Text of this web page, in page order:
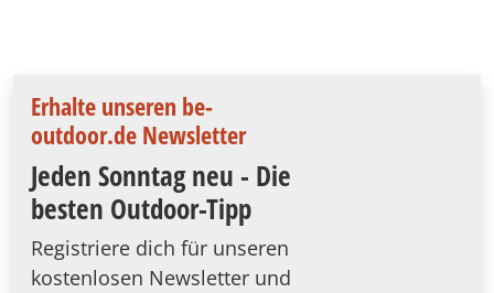
Erhalte unseren be-
outdoor.de Newsletter
Jeden Sonntag neu - Die
besten Outdoor-Tipp
Registriere dich für unseren
kostenlosen Newsletter und